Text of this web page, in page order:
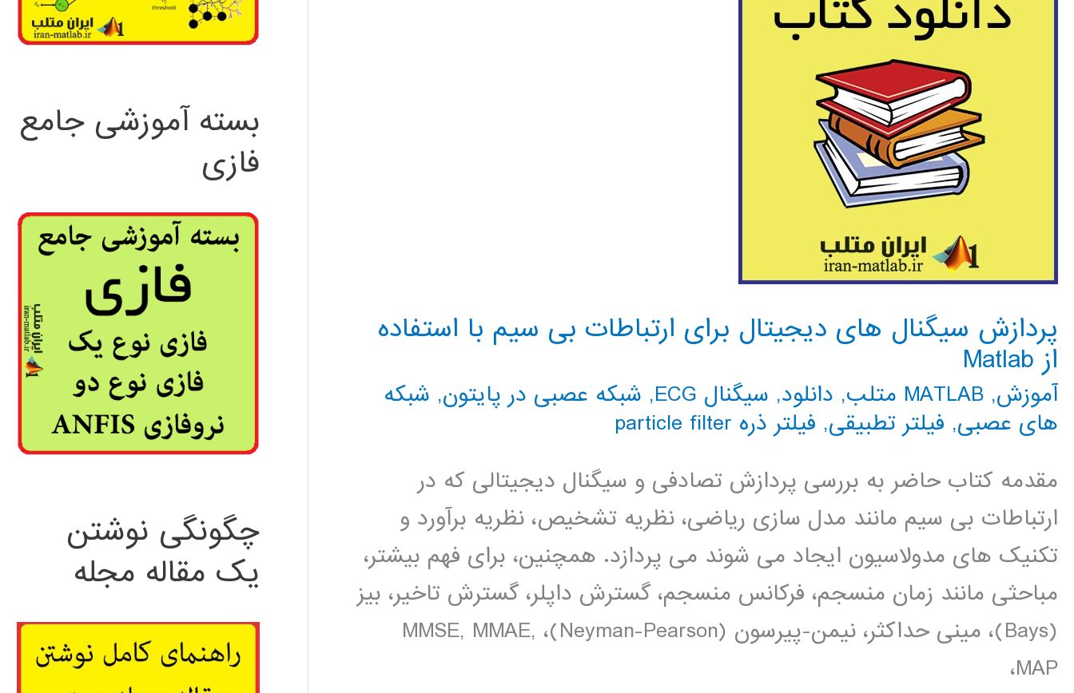
پردازش سیگنال های دیجیتال برای ارتباطات بی سیم با استفاده
از Matlab
آموزش, MATLAB متلب , دانلود, سیگنال ECG , شبکه عصبی در پایتون, شبکه
های عصبی, فیلتر تطبیقی, فیلتر ذره particle filter
مقدمه کتاب حاضر به بررسی پردازش تصادفی و سیگنال دیجیتالی که در
ارتباطات بی سیم مانند مدل سازی ریاضی، نظریه تشخیص، نظریه برآورد و
تکنیک های مدولاسیون ایجاد می شوند می پردازد. همچنین، برای فهم بیشتر،
مباحثی مانند زمان منسجم، فرکانس منسجم، گسترش داپلر، گسترش تاخیر، بیز
(Bays)، مینی حداکثر، نیمن-پیرسون (Neyman-Pearson)، MMSE, MMAE,
MAP،
بسته آموزشی جامع
فازی
چگونگی نوشتن
یک مقاله مجله